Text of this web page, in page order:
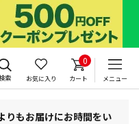
索 お気に入り
0
カート メニュー
りもお届けにお時間をい